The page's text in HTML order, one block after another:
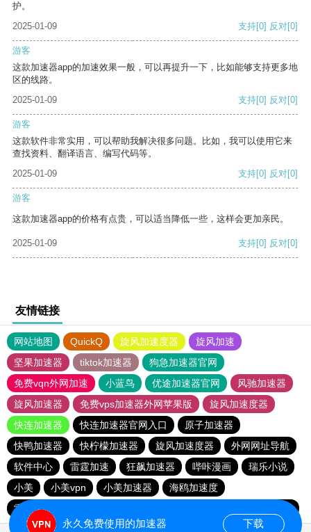
护。
2025-01-09
支持[0] 反对[0]
游客
这款加速器app的加速效果一般，可以再提升一下，比如能够支持更多地
区的线路。
2025-01-09
支持[0] 反对[0]
游客
这款软件非常实用，可以帮助我解决很多问题。比如，我可以使用它来
查找资料、翻译语言、编写代码等。
2025-01-09
支持[0] 反对[0]
游客
这款加速器app的价格有点贵，可以适当降低一些，这样会更加亲民。
2025-01-09 支持[0] 反对[0]
友情链接
网站地图 QuickQ 旋风加速度器
旋风加速
坚果加速器
tiktok加速器
狗急加速器官网
免费vqn外网加速
小蓝鸟 优途加速器官网
风驰加速器
旋风加速器
免费vps加速器外网苹果版
旋风加速度器
快连加速器
快连加速器官网入口
原子加速器
快鸭加速器
快柠檬加速器 旋风加速度器
外网网址导航
软件中心
雷霆加速 狂飙加速器 哔咔漫画
瑞乐小说
小美
小美vpn 小美加速器
海鸥加速度
雷霆加速版ins
雷霆加速下载
永久免费使用的加速器 下载